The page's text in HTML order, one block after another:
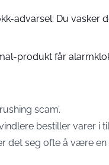
advarsel: Du vasker
produkt får
scam’.
bestiller varer i
det seg ofte å være